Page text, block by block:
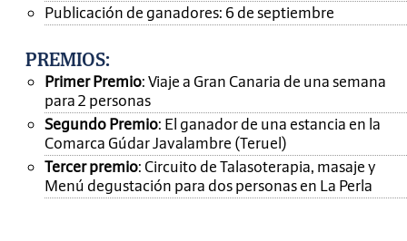
Publicación de ganadores: 6 de septiembre
PREMIOS:
Primer Premio: Viaje a Gran Canaria de una semana
para 2 personas
Segundo Premio: El ganador de una estancia en la
Comarca Gúdar Javalambre (Teruel)
Tercer premio: Circuito de Talasoterapia, masaje y
Menú degustación para dos personas en La Perla